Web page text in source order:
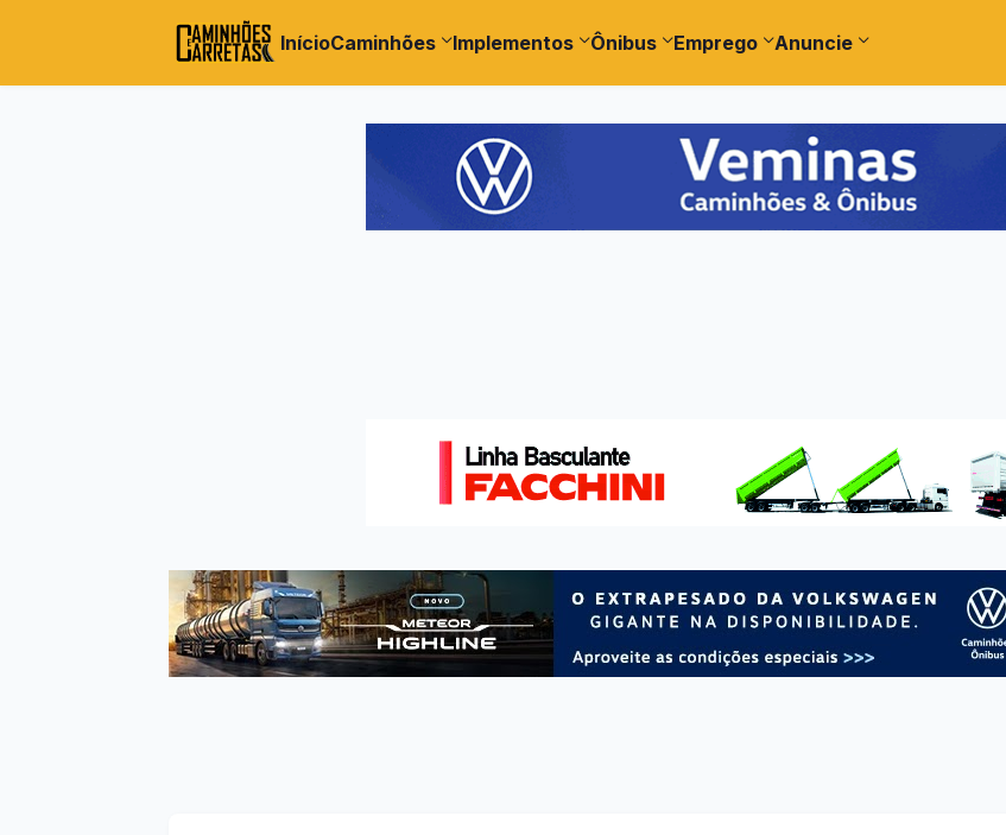
InícioCaminhões Implementos Ônibus Emprego Anuncie